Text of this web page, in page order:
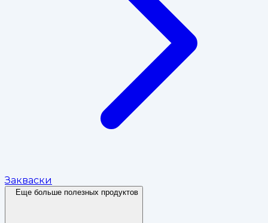
Закваски
Еще больше полезных продуктов